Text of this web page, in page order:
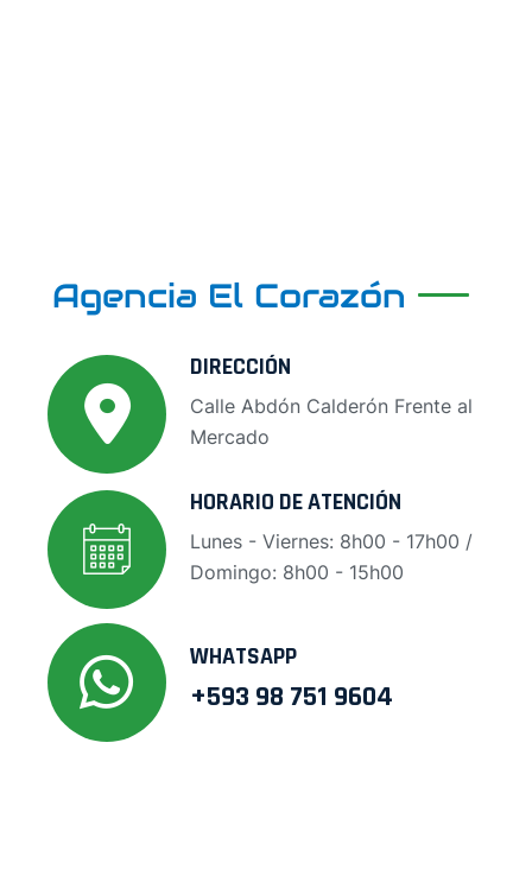
Agencia El Corazón
DIRECCIÓN
Calle Abdón Calderón Frente al
Mercado
HORARIO DE ATENCIÓN
Lunes - Viernes: 8h00 - 17h00 /
Domingo: 8h00 - 15h00
WHATSAPP
+593 98 751 9604